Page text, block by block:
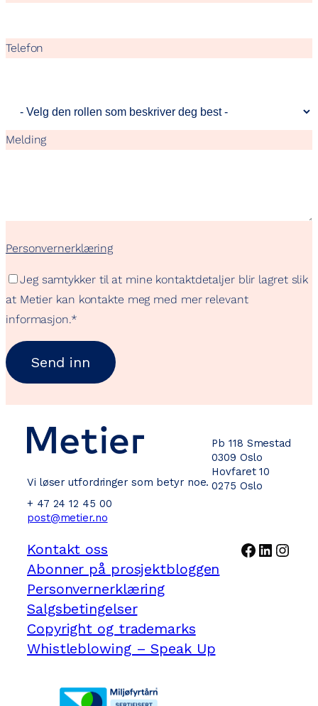
Telefon
Melding
Personvernerklæring
Jeg samtykker til at mine kontaktdetaljer blir lagret slik
at Metier kan kontakte meg med mer relevant
informasjon.*
Vi løser utfordringer som betyr noe.
+ 47 24 12 45 00
post@metier.no
Pb 118 Smestad
0309 Oslo
Hovfaret 10
0275 Oslo
Kontakt oss
Abonner på prosjektbloggen
Personvernerklæring
Salgsbetingelser
Copyright og trademarks
Whistleblowing – Speak Up
Facebook